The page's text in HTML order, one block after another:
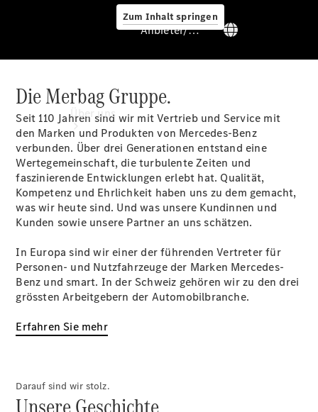
Zum Inhalt springen
Anbieter/Datenschutz
Über uns
Standort &
Ansprechpartner
Unternehmen
Jobs &
Karriere
Kontaktformular
Anbieter/Datenschutz
Die Merbag Gruppe.
Seit 110 Jahren sind wir mit Vertrieb und Service mit
den Marken und Produkten von Mercedes-Benz
verbunden. Über drei Generationen entstand eine
Wertegemeinschaft, die turbulente Zeiten und
faszinierende Entwicklungen erlebt hat. Qualität,
Kompetenz und Ehrlichkeit haben uns zu dem gemacht,
was wir heute sind. Und was unsere Kundinnen und
Kunden sowie unsere Partner an uns schätzen.
In Europa sind wir einer der führenden Vertreter für
Personen- und Nutzfahrzeuge der Marken Mercedes-
Benz und smart. In der Schweiz gehören wir zu den drei
grössten Arbeitgebern der Automobilbranche.
Erfahren Sie mehr
Darauf sind wir stolz.